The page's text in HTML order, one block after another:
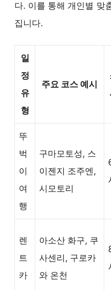
다. 이를 통해 개인별 맞
집니다.
일
정
유
형
주요 코스 예시
뚜
벅
이
여
행
구마모토성, 스
이젠지 조주엔,
시모토리
렌
트
카
아소산 화구, 쿠
사센리, 구로카
와 온천